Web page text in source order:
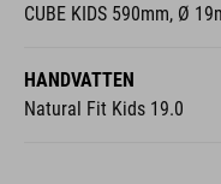
CUBE KIDS 590mm, Ø
HANDVATTEN
Natural Fit Kids 19.0